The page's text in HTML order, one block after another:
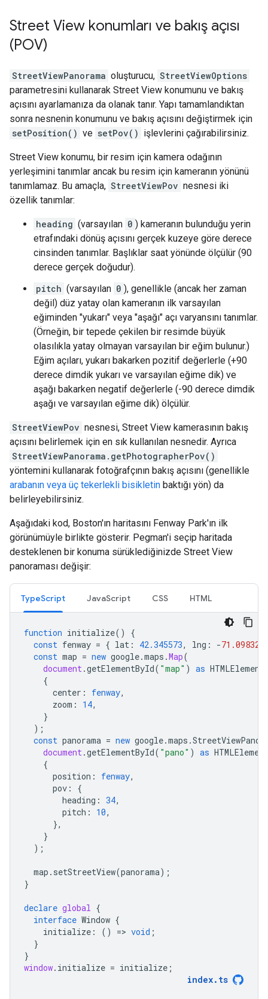
Street View konumları ve bakış açısı
(POV)
StreetViewPanorama oluşturucu, StreetViewOptions
parametresini kullanarak Street View konumunu ve bakış
açısını ayarlamanıza da olanak tanır. Yapı tamamlandıktan
sonra nesnenin konumunu ve bakış açısını değiştirmek için
setPosition() ve setPov() işlevlerini çağırabilirsiniz.
Street View konumu, bir resim için kamera odağının
yerleşimini tanımlar ancak bu resim için kameranın yönünü
tanımlamaz. Bu amaçla, StreetViewPov nesnesi iki
özellik tanımlar:
heading (varsayılan 0 ) kameranın bulunduğu yerin
etrafındaki dönüş açısını gerçek kuzeye göre derece
cinsinden tanımlar. Başlıklar saat yönünde ölçülür (90
derece gerçek doğudur).
pitch (varsayılan 0 ), genellikle (ancak her zaman
değil) düz yatay olan kameranın ilk varsayılan
eğiminden "yukarı" veya "aşağı" açı varyansını tanımlar.
(Örneğin, bir tepede çekilen bir resimde büyük
olasılıkla yatay olmayan varsayılan bir eğim bulunur.)
Eğim açıları, yukarı bakarken pozitif değerlerle (+90
derece dimdik yukarı ve varsayılan eğime dik) ve
aşağı bakarken negatif değerlerle (-90 derece dimdik
aşağı ve varsayılan eğime dik) ölçülür.
StreetViewPov nesnesi, Street View kamerasının bakış
açısını belirlemek için en sık kullanılan nesnedir. Ayrıca
StreetViewPanorama.getPhotographerPov()
yöntemini kullanarak fotoğrafçının bakış açısını (genellikle
arabanın veya üç tekerlekli bisikletin baktığı yön) da
belirleyebilirsiniz.
Aşağıdaki kod, Boston'ın haritasını Fenway Park'ın ilk
görünümüyle birlikte gösterir. Pegman'i seçip haritada
desteklenen bir konuma sürüklediğinizde Street View
panoraması değişir:
TypeScript JavaScript CSS HTML
function initialize()
{
const fenway = { lat : 42.345573, lng : -71.098326
const map = new google.maps .Map(
document.getElementById( "map" ) as HTMLElement
{
center : fenway,
zoom : 14,
}
);
const panorama = new google.maps .
document.getElementById( "pano" ) as HTMLElement
{
position : fenway,
pov :
{
heading : 34,
pitch : 10,
},
}
);
map . setStreetView(panorama);
}
declare global {
interface Window {
initialize : () => void ;
}
}
window. initialize = initialize ;
index. ts